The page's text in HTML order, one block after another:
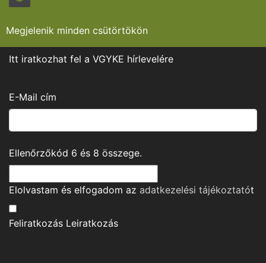
Megjelenik minden csütörtökön
Itt iratkozhat fel a VGYKE hírlevelére
E-Mail cím
Ellenőrzőkód 6 és 8 összege.
Elolvastam és elfogadom az adatkezelési tájékoztatót
Feliratkozás Leiratkozás